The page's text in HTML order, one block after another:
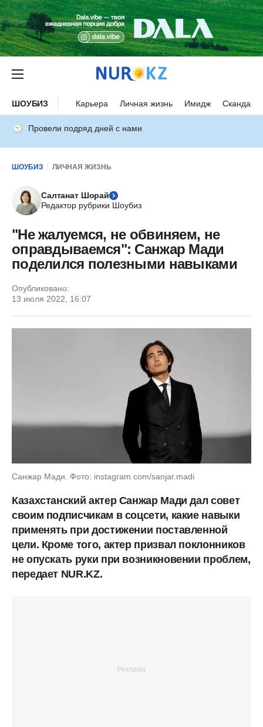
ШОУБИЗ Карьера Личная жизнь Имидж Скандалы
Провели подряд дней с нами
ШОУБИЗ ЛИЧНАЯ ЖИЗНЬ
Салтанат Шорай
Редактор рубрики Шоубиз
"Не жалуемся, не обвиняем, не
оправдываемся": Санжар Мади
поделился полезными навыками
Опубликовано:
13 июля 2022, 16:07
Санжар Мади. Фото: instagram.com/sanjar.madi
Казахстанский актер Санжар Мади дал совет
своим подписчикам в соцсети, какие навыки
применять при достижении поставленной
цели. Кроме того, актер призвал поклонников
не опускать руки при возникновении проблем,
передает NUR.KZ.